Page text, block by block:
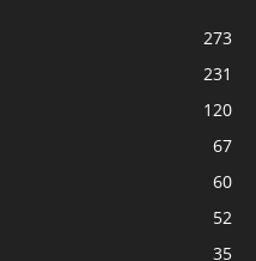
273
231
120
67
60
52
35